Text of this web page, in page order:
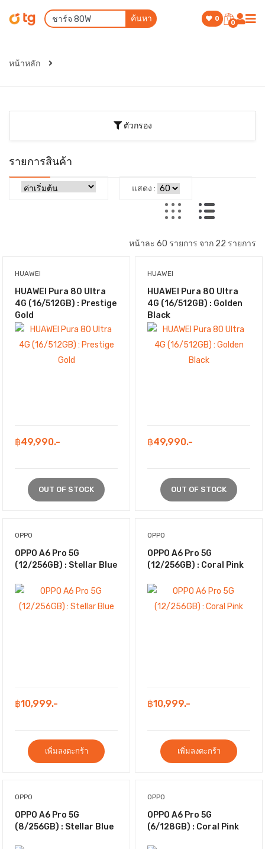
ค้นหา 0
0
หน้าหลัก
ตัวกรอง
รายการสินค้า
แสดง :
หน้าละ 60 รายการ จาก 22 รายการ
HUAWEI
HUAWEI Pura 80 Ultra
4G (16/512GB) : Prestige
Gold
฿49,990.-
OUT OF STOCK
HUAWEI
HUAWEI Pura 80 Ultra
4G (16/512GB) : Golden
Black
฿49,990.-
OUT OF STOCK
OPPO
OPPO A6 Pro 5G
(12/256GB) : Stellar Blue
฿10,999.-
เพิ่มลงตะกร้า
OPPO
OPPO A6 Pro 5G
(12/256GB) : Coral Pink
฿10,999.-
เพิ่มลงตะกร้า
OPPO
OPPO A6 Pro 5G
(8/256GB) : Stellar Blue
OPPO
OPPO A6 Pro 5G
(6/128GB) : Coral Pink